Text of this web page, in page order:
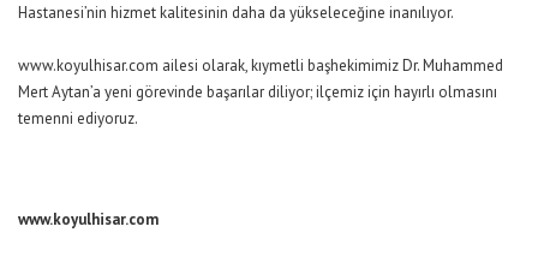
Hastanesi’nin hizmet kalitesinin daha da yükseleceğine inanılıyor.
www.koyulhisar.com ailesi olarak, kıymetli başhekimimiz Dr. Muhammed
Mert Aytan’a yeni görevinde başarılar diliyor; ilçemiz için hayırlı olmasını
temenni ediyoruz.
www.koyulhisar.com